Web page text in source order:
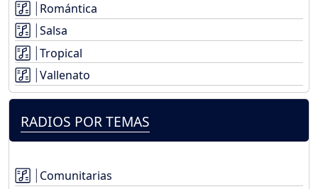
Romántica
Salsa
Tropical
Vallenato
RADIOS POR TEMAS
Comunitarias